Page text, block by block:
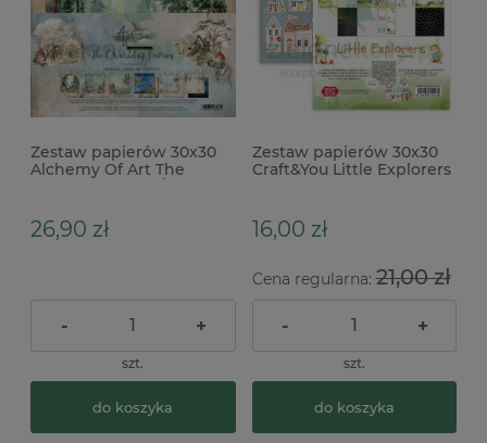
Zestaw papierów 30x30
Alchemy Of Art The
26,90 zł
- +
szt.
do koszyka
Zestaw papierów 30x30
Craft&You Little Explorers
16,00 zł
Cena regularna:21,00 zł
- +
szt.
do koszyka